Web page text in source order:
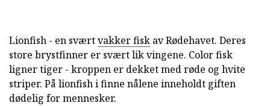
Lionfish - en sværtvakker fisk av Rødehavet. Deres
store brystfinner er svært lik vingene. Color fisk
ligner tiger - kroppen er dekket med røde og hvite
striper. På lionfish i finne nålene inneholdt giften
dødelig for mennesker.